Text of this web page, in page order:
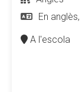
En anglès,
A l'escola